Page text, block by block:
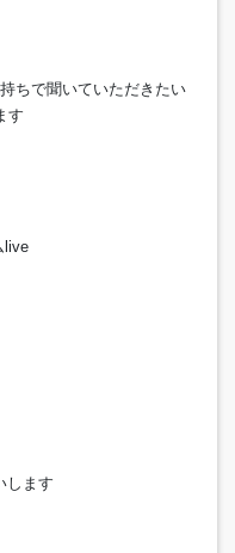
ちで聞いていただきたい
す
live
します